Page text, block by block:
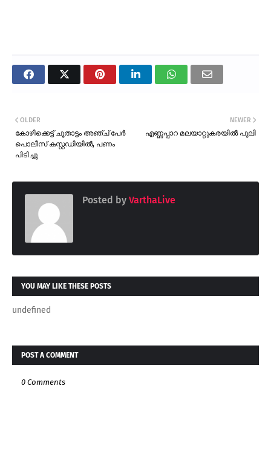
NEWER
എണ്ണപ്പാറ മലയാറ്റുകരയിൽ പുലി
OLDER
കോഴിക്കെട്ട് ചൂതാട്ടം അഞ്ച് പേർ
പൊലീസ് കസ്റ്റഡിയിൽ, പണം
പിടിച്ചു
Posted by VarthaLive
YOU MAY LIKE THESE POSTS
undefined
POST A COMMENT
0 Comments